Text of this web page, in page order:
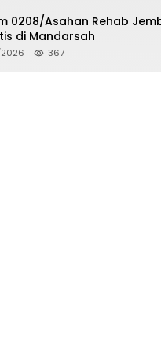
0208/Asahan Rehab
di Mandarsah
367